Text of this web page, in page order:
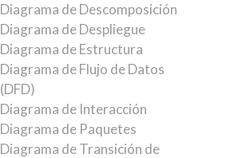
Diagrama de Descomposición
Diagrama de Despliegue
Diagrama de Estructura
Diagrama de Flujo de Datos
(DFD)
Diagrama de Interacción
Diagrama de Paquetes
Diagrama de Transición de